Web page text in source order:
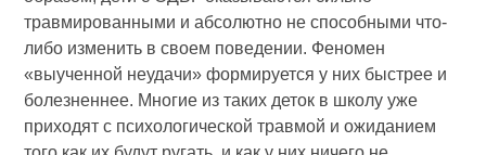
травмированными и абсолютно не способными что-
либо изменить в своем поведении. Феномен
«выученной неудачи» формируется у них быстрее и
болезненнее. Многие из таких деток в школу уже
приходят с психологической травмой и ожиданием